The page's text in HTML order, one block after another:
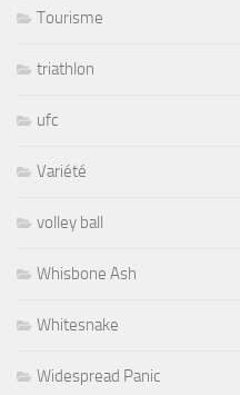
Tourisme
triathlon
ufc
Variété
volley ball
Whisbone Ash
Whitesnake
Widespread Panic